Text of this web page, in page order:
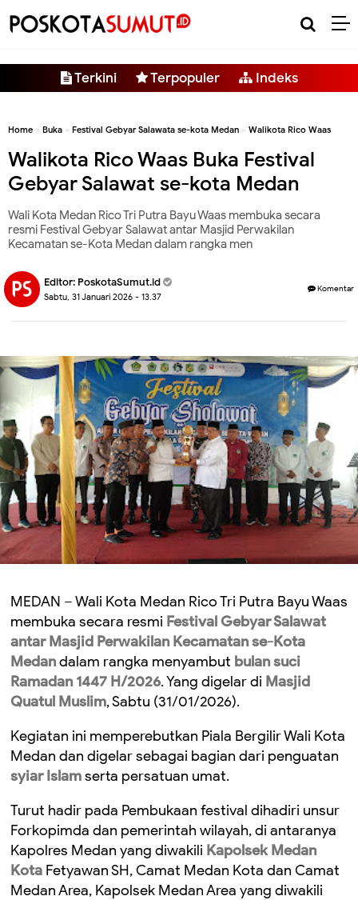
Terkini Terpopuler Indeks
Home » Buka » Festival Gebyar Salawata se-kota Medan » Walikota Rico Waas
Walikota Rico Waas Buka Festival
Gebyar Salawat se-kota Medan
Wali Kota Medan Rico Tri Putra Bayu Waas membuka secara
resmi Festival Gebyar Salawat antar Masjid Perwakilan
Kecamatan se-Kota Medan dalam rangka men
Editor: PoskotaSumut.id
Sabtu, 31 Januari 2026 - 13.37
Komentar
MEDAN – Wali Kota Medan Rico Tri Putra Bayu Waas
membuka secara resmi Festival Gebyar Salawat
antar Masjid Perwakilan Kecamatan se-Kota
Medandalam rangka menyambut bulan suci
Ramadan 1447 H/2026. Yang digelar di Masjid
Quatul Muslim, Sabtu (31/01/2026).
Kegiatan ini memperebutkan Piala Bergilir Wali Kota
Medan dan digelar sebagai bagian dari penguatan
syiar Islamserta persatuan umat.
Turut hadir pada Pembukaan festival dihadiri unsur
Forkopimda dan pemerintah wilayah, di antaranya
Kapolres Medan yang diwakili Kapolsek Medan
Kota Fetyawan SH, Camat Medan Kota dan Camat
Medan Area, Kapolsek Medan Area yang diwakili